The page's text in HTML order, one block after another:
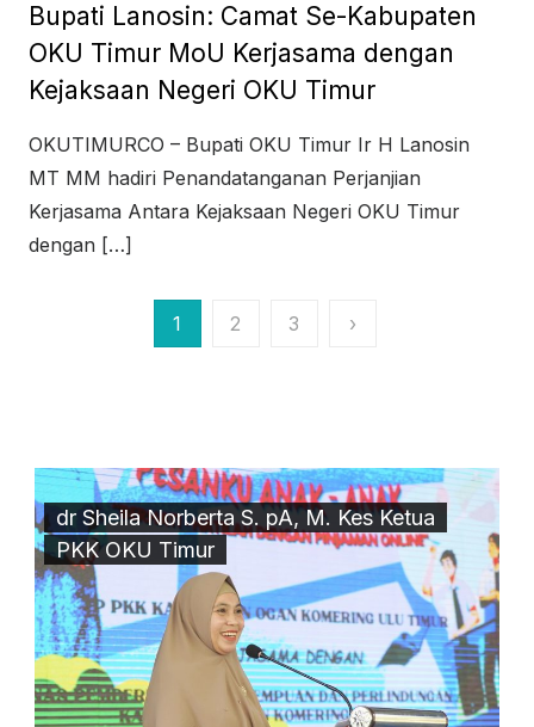
Bupati Lanosin: Camat Se-Kabupaten
OKU Timur MoU Kerjasama dengan
Kejaksaan Negeri OKU Timur
OKUTIMURCO – Bupati OKU Timur Ir H Lanosin
MT MM hadiri Penandatanganan Perjanjian
Kerjasama Antara Kejaksaan Negeri OKU Timur
dengan […]
1 2 3 ›
dr Sheila Norberta S. pA, M. Kes Ketua
PKK OKU Timur